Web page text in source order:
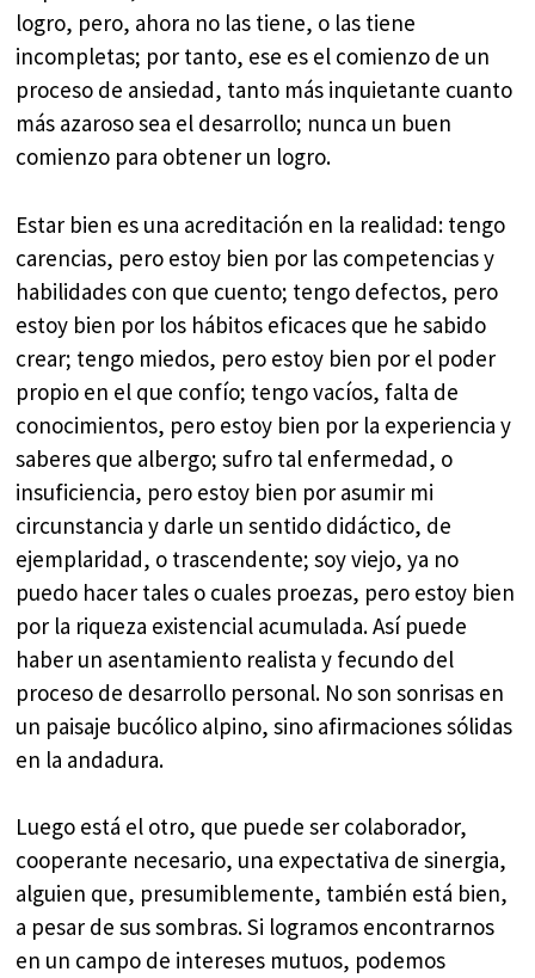
logro, pero, ahora no las tiene, o las tiene
incompletas; por tanto, ese es el comienzo de un
proceso de ansiedad, tanto más inquietante cuanto
más azaroso sea el desarrollo; nunca un buen
comienzo para obtener un logro.
Estar bien es una acreditación en la realidad: tengo
carencias, pero estoy bien por las competencias y
habilidades con que cuento; tengo defectos, pero
estoy bien por los hábitos eficaces que he sabido
crear; tengo miedos, pero estoy bien por el poder
propio en el que confío; tengo vacíos, falta de
conocimientos, pero estoy bien por la experiencia y
saberes que albergo; sufro tal enfermedad, o
insuficiencia, pero estoy bien por asumir mi
circunstancia y darle un sentido didáctico, de
ejemplaridad, o trascendente; soy viejo, ya no
puedo hacer tales o cuales proezas, pero estoy bien
por la riqueza existencial acumulada. Así puede
haber un asentamiento realista y fecundo del
proceso de desarrollo personal. No son sonrisas en
un paisaje bucólico alpino, sino afirmaciones sólidas
en la andadura.
Luego está el otro, que puede ser colaborador,
cooperante necesario, una expectativa de sinergia,
alguien que, presumiblemente, también está bien,
a pesar de sus sombras. Si logramos encontrarnos
en un campo de intereses mutuos, podemos